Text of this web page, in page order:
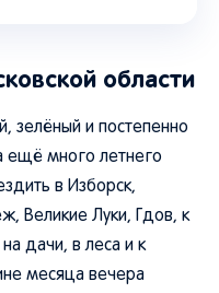
области
зелёный и постепенно
ещё много летнего
в Изборск,
Великие Луки, Гдов, к
дачи, в леса и к
месяца вечера